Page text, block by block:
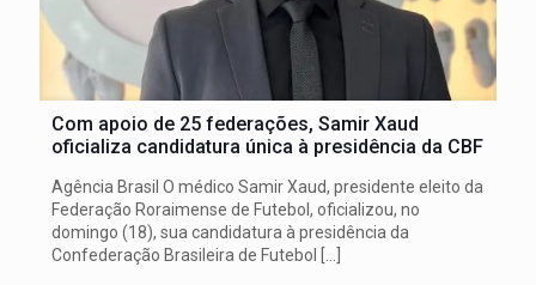
Com apoio de 25 federações, Samir Xaud
oficializa candidatura única à presidência da CBF
Agência Brasil O médico Samir Xaud, presidente eleito da
Federação Roraimense de Futebol, oficializou, no
domingo (18), sua candidatura à presidência da
Confederação Brasileira de Futebol […]